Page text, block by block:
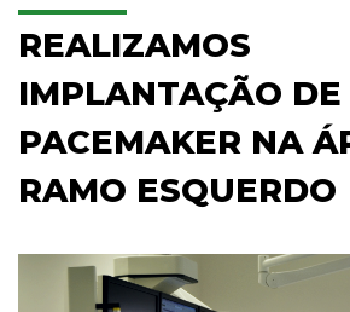
REALIZAMOS
IMPLANTAÇÃO DE
PACEMAKER NA
RAMO ESQUERDO